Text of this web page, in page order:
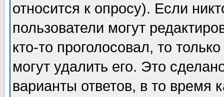
относится к опросу). Если
пользователи могут
кто-то проголосовал, то
могут удалить его. Это
варианты ответов, в то время